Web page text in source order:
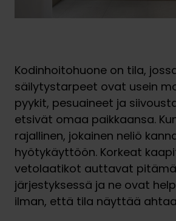
Kodinhoitohuone on tila,
säilytystarpeet ovat usein
pyykit, pesuaineet ja
etsivät omaa paikkaansa.
rajallinen, jokainen neliö
hyötykäyttöön. Korkeat
vetolaatikot auttavat
järjestyksessä ja ne ovat
ilman, että tila näyttää